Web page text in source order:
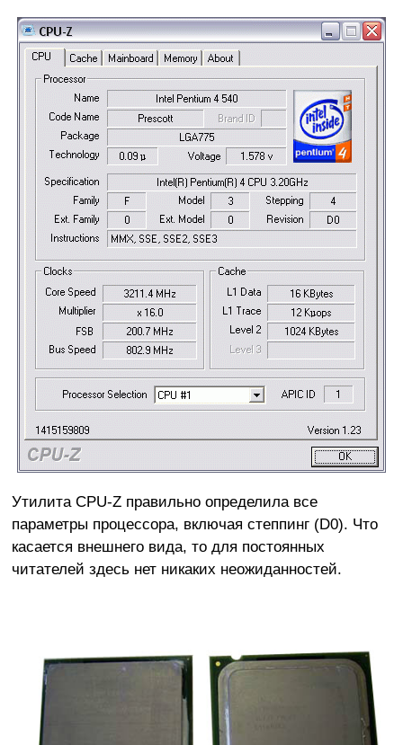
Утилита CPU-Z правильно определила все
параметры процессора, включая степпинг (D0). Что
касается внешнего вида, то для постоянных
читателей здесь нет никаких неожиданностей.